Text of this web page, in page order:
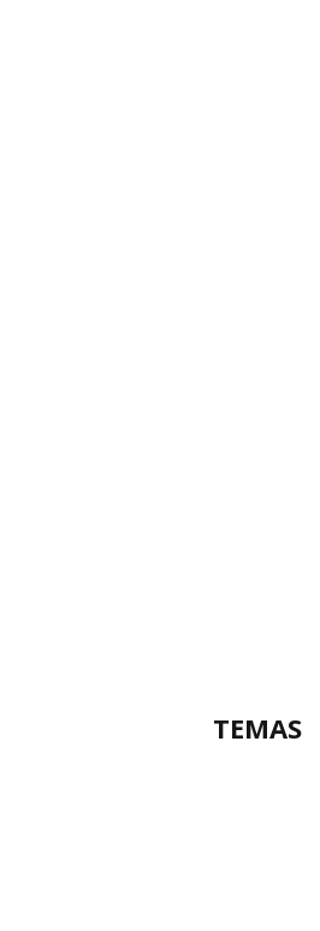
TEMAS